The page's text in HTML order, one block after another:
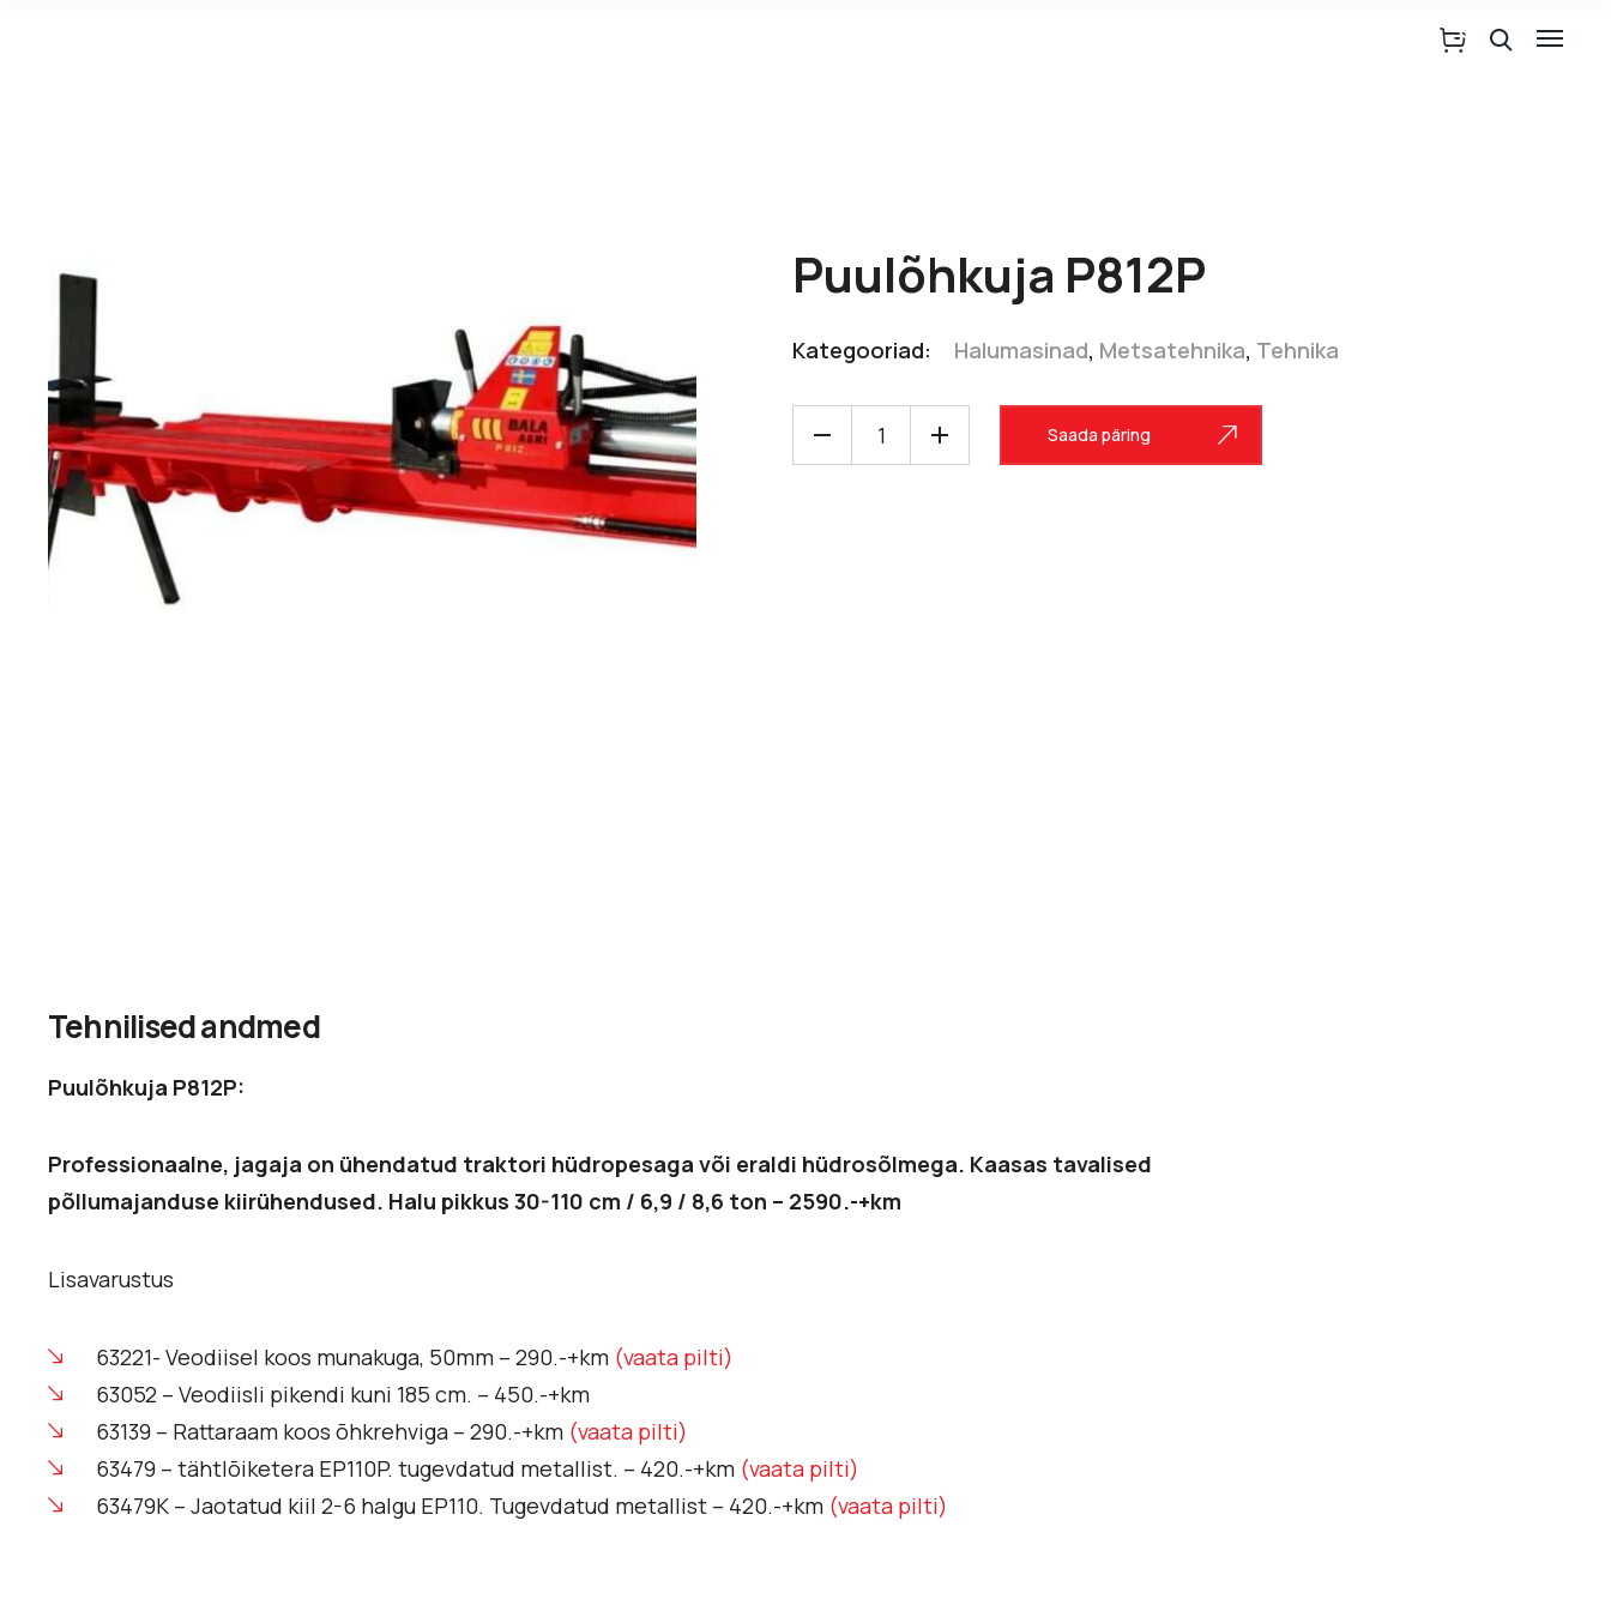
Puulõhkuja P812P
Kategooriad: Halumasinad, Metsatehnika, Tehnika
Saada päring
Tehnilised andmed
Puulõhkuja P812P:
Professionaalne, jagaja on ühendatud traktori hüdropesaga või eraldi hüdrosõlmega. Kaasas tavalised
põllumajanduse kiirühendused. Halu pikkus 30-110 cm / 6,9 / 8,6 ton – 2590.-+km
Lisavarustus
63221- Veodiisel koos munakuga, 50mm – 290.-+km (vaata pilti)
63052 – Veodiisli pikendi kuni 185 cm. – 450.-+km
63139 – Rattaraam koos õhkrehviga – 290.-+km (vaata pilti)
63479 – tähtlõiketera EP110P. tugevdatud metallist. – 420.-+km (vaata pilti)
63479K – Jaotatud kiil 2-6 halgu EP110. Tugevdatud metallist – 420.-+km (vaata pilti)